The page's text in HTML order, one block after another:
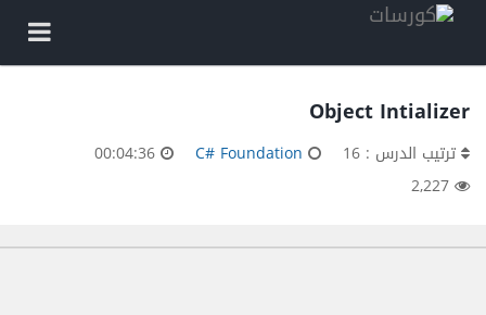
Object Intializer
ترتيب الدرس : 16 C# Foundation